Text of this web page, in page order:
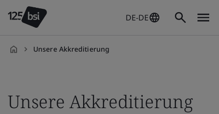
DE-DE
Unsere Akkreditierung
Unsere Akkreditierung